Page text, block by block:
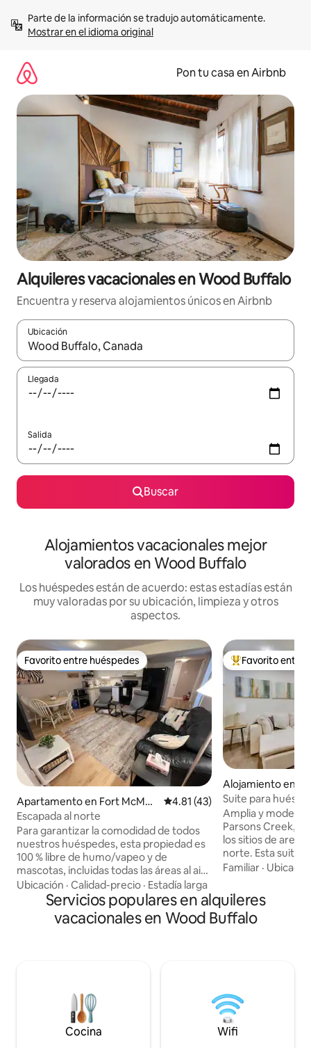
contenidoMostrar en el idioma original
Pon tu casa en Airbnb
Alquileres vacacionales en Wood Buffalo
Encuentra y reserva alojamientos únicos en Airbnb
Ubicación
Cuando los resultados estén disponibles, navega con las
Llegada
Salida
Buscar
Alojamientos vacacionales mejor
valorados en Wood Buffalo
Los huéspedes están de acuerdo: estas estadías están
muy valoradas por su ubicación, limpieza y otros
aspectos.
Favorito entre huéspedes
Favorito entre huéspedes
Apartamento en Fort McMur
ray
Calificación promedio: 4.81 de
4.81 (43)
Escapada al norte
Para garantizar la comodidad de todos
nuestros huéspedes, esta propiedad es
100 % libre de humo/vapeo y de
mascotas, incluidas todas las áreas al aire
libre. Esta luminosa y acogedora suite de
2 dormitorios se encuentra en una calle
tranquila, a poca distancia de los
servicios locales y del sistema de
aplicaciones de transmisión populares.
También hay una entrada privada con
acceso sin llave para el registro de
Ubicación · Calidad-precio · Estadía larga
Favorito entre
Favorito entre
Alojamiento en
ay
Suite para
Amplia y
Parsons Creek, el
los sitios de
norte. Esta suite
negocios, trabajo
calefacción en el
una entrada
puesto de
de estar abierta
velocidad y un
grande.
Familiar ·
Servicios populares en alquileres
vacacionales en Wood Buffalo
Cocina Wifi